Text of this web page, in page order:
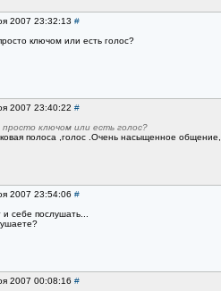
2007 23:32:13 #
ключом или есть голос?
2007 23:40:22 #
ключом или есть голос?
полоса ,голос .Очень насыщенное
2007 23:54:06 #
себе послушать...
2007 00:08:16 #